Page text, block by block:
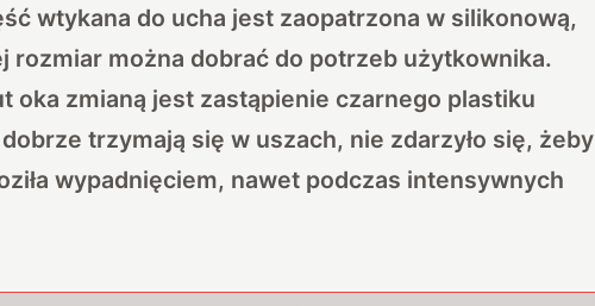
wtykana do ucha jest zaopatrzona w silikonową,
rozmiar można dobrać do potrzeb użytkownika.
oka zmianą jest zastąpienie czarnego plastiku
trzymają się w uszach, nie zdarzyło się, żeby
wypadnięciem, nawet podczas intensywnych